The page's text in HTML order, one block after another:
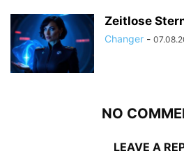
Zeitlose
Changer -
NO
LEAVE A